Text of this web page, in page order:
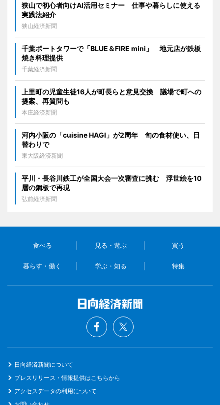
狭山で初心者向けAI活用セミナー 仕事や暮らしに使える
実践法紹介
狭山経済新聞
千葉ポートタワーで「BLUE＆FIRE mini」 地元店が鉄板
焼き料理提供
千葉経済新聞
上里町の児童生徒16人が町長らと意見交換 議場で町への
提案、再質問も
本庄経済新聞
河内小阪の「cuisine HAGI」が2周年 旬の食材使い、日
替わりで
東大阪経済新聞
平川・長谷川鉄工が全国大会一次審査に挑む 浮世絵を10
層の鋼板で再現
弘前経済新聞
食べる 見る・遊ぶ 買う
暮らす・働く 学ぶ・知る 特集
日向経済新聞について
プレスリリース・情報提供はこちらから
アクセスデータの利用について